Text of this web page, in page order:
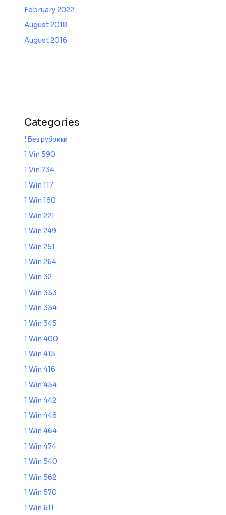
February 2022
August 2018
August 2016
Categories
! Без рубрики
1 Vin 590
1 Vin 734
1 Win 117
1 Win 180
1 Win 221
1 Win 249
1 Win 251
1 Win 264
1 Win 32
1 Win 333
1 Win 334
1 Win 345
1 Win 400
1 Win 413
1 Win 416
1 Win 434
1 Win 442
1 Win 448
1 Win 464
1 Win 474
1 Win 540
1 Win 562
1 Win 570
1 Win 611